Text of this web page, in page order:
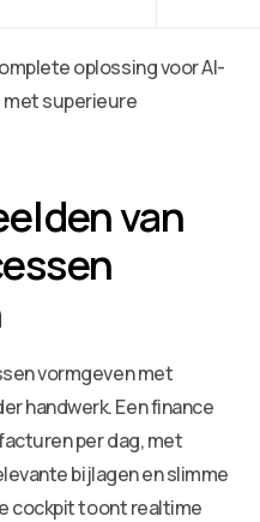
oplossing voor AI-
superieure
van
vormgeven met
handwerk. Een finance
per dag, met
bijlagen en slimme
cockpit toont realtime